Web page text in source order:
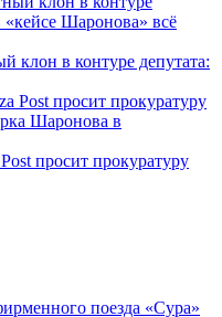
клон в контуре депутата:
просит прокуратуру